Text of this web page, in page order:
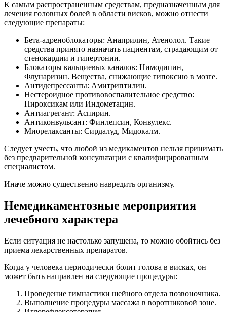
К самым распространенным средствам, предназначенным для
лечения головных болей в области висков, можно отнести
следующие препараты:
Бета-адреноблокаторы: Анаприлин, Атенолол. Такие
средства принято назначать пациентам, страдающим от
стенокардии и гипертонии.
Блокаторы кальциевых каналов: Нимодипин,
Флунаризин. Вещества, снижающие гипоксию в мозге.
Антидепрессанты: Амитриптилин.
Нестероидное противовоспалительное средство:
Пироксикам или Индометацин.
Антиагрегант: Аспирин.
Антиконвульсант: Финлепсин, Конвулекс.
Миорелаксанты: Сирдалуд, Мидокалм.
Следует учесть, что любой из медикаментов нельзя принимать
без предварительной консультации с квалифицированным
специалистом.
Иначе можно существенно навредить организму.
Немедикаментозные мероприятия
лечебного характера
Если ситуация не настолько запущена, то можно обойтись без
приема лекарственных препаратов.
Когда у человека периодически болит голова в висках, он
может быть направлен на следующие процедуры:
Проведение гимнастики шейного отдела позвоночника.
Выполнение процедуры массажа в воротниковой зоне.